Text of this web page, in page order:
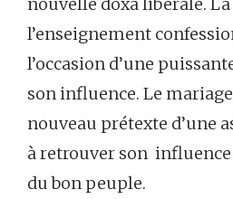
l’enseignement
l’occasion d’une
son influence. Le
nouveau prétexte d’une
à retrouver son
du bon peuple.